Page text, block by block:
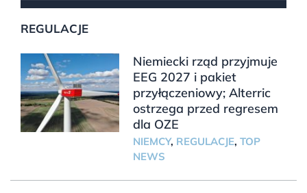
REGULACJE
Niemiecki rząd przyjmuje
EEG 2027 i pakiet
przyłączeniowy; Alterric
ostrzega przed regresem
dla OZE
NIEMCY, REGULACJE, TOP
NEWS